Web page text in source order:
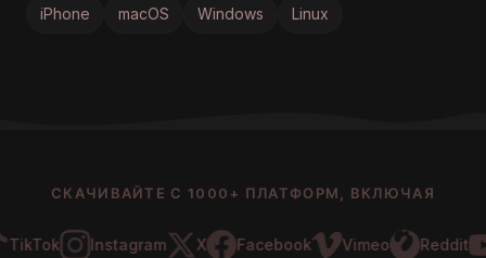
iPhone
macOS Windows Linux
СКАЧИВАЙТЕ С 1000+ ПЛАТФОРМ, ВКЛЮЧАЯ
Instagram X Facebook Vimeo Reddit